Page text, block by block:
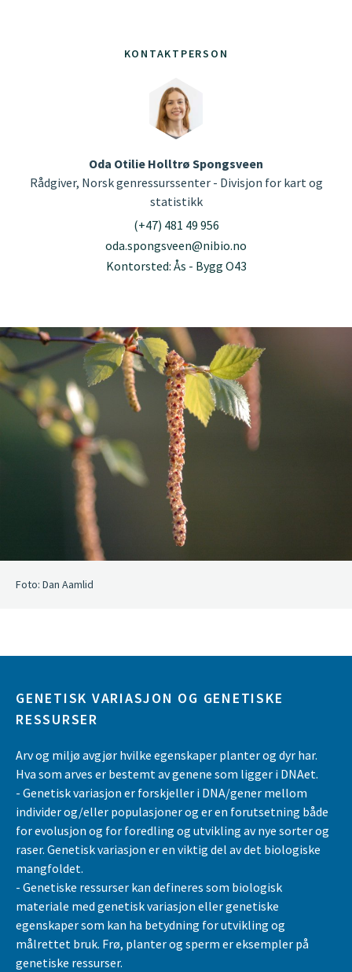
KONTAKTPERSON
Oda Otilie Holltrø Spongsveen
Rådgiver, Norsk genressurssenter - Divisjon for kart og
statistikk
(+47) 481 49 956
oda.spongsveen@nibio.no
Kontorsted: Ås - Bygg O43
Foto: Dan Aamlid
GENETISK VARIASJON OG GENETISKE
RESSURSER
Arv og miljø avgjør hvilke egenskaper planter og dyr har.
Hva som arves er bestemt av genene som ligger i DNAet.
- Genetisk variasjon er forskjeller i DNA/gener mellom
individer og/eller populasjoner og er en forutsetning både
for evolusjon og for foredling og utvikling av nye sorter og
raser. Genetisk variasjon er en viktig del av det biologiske
mangfoldet.
- Genetiske ressurser kan defineres som biologisk
materiale med genetisk variasjon eller genetiske
egenskaper som kan ha betydning for utvikling og
målrettet bruk. Frø, planter og sperm er eksempler på
genetiske ressurser.